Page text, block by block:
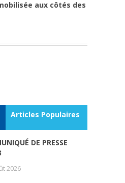
aux côtés des
Articles Populaires
DE PRESSE
2026